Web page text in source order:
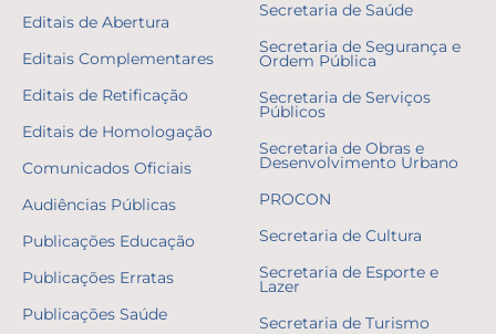
Editais de Abertura
Editais Complementares
Editais de Retificação
Editais de Homologação
Comunicados Oficiais
Audiências Públicas
Publicações Educação
Publicações Erratas
Publicações Saúde
Secretaria de Saúde
Secretaria de Segurança e
Ordem Pública
Secretaria de Serviços
Públicos
Secretaria de Obras e
Desenvolvimento Urbano
PROCON
Secretaria de Cultura
Secretaria de Esporte e
Lazer
Secretaria de Turismo